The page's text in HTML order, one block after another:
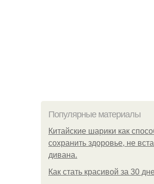
Популярные материалы
Китайские шарики как
сохранить здоровье, не
дивана.
Как стать красивой за 30